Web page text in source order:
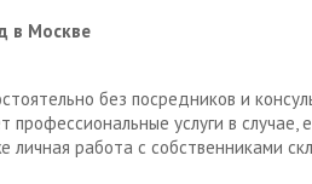
в Москве
без посредников и
профессиональные услуги в
личная работа с собственниками